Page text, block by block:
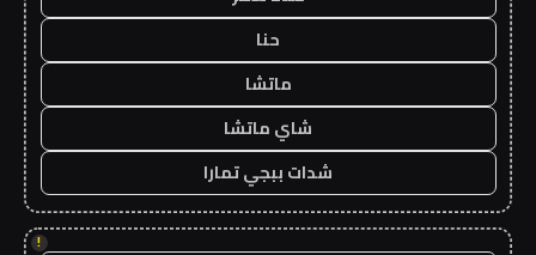
حنا
ماتشا
شاي ماتشا
شدات ببجي تمارا
!